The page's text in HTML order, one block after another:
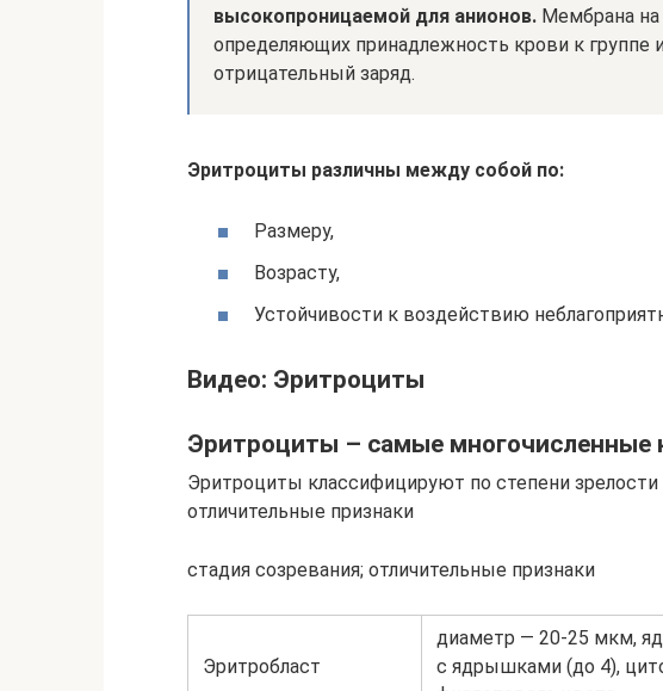
высокопроницаемой для анионов. Мембрана на
определяющих принадлежность крови к группе
отрицательный заряд.
Эритроциты различны между собой по:
Размеру,
Возрасту,
Устойчивости к воздействию
Видео: Эритроциты
Эритроциты – самые многочисленные
Эритроциты классифицируют по степени
отличительные признаки
стадия созревания; отличительные признаки
Эритробласт
диаметр — 20-25 мкм,
с ядрышками (до 4),